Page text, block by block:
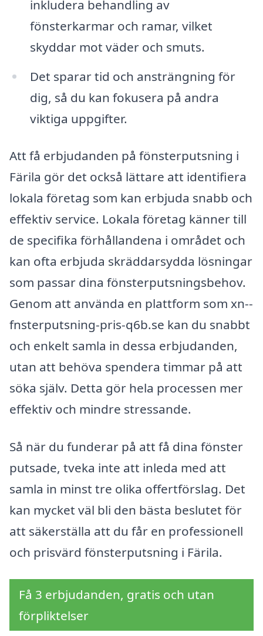
inkludera behandling av
fönsterkarmar och ramar, vilket
skyddar mot väder och smuts.
Det sparar tid och ansträngning för
dig, så du kan fokusera på andra
viktiga uppgifter.
Att få erbjudanden på fönsterputsning i
Färila gör det också lättare att identifiera
lokala företag som kan erbjuda snabb och
effektiv service. Lokala företag känner till
de specifika förhållandena i området och
kan ofta erbjuda skräddarsydda lösningar
som passar dina fönsterputsningsbehov.
Genom att använda en plattform som xn--
fnsterputsning-pris-q6b.se kan du snabbt
och enkelt samla in dessa erbjudanden,
utan att behöva spendera timmar på att
söka själv. Detta gör hela processen mer
effektiv och mindre stressande.
Så när du funderar på att få dina fönster
putsade, tveka inte att inleda med att
samla in minst tre olika offertförslag. Det
kan mycket väl bli den bästa beslutet för
att säkerställa att du får en professionell
och prisvärd fönsterputsning i Färila.
Få 3 erbjudanden, gratis och utan
förpliktelser